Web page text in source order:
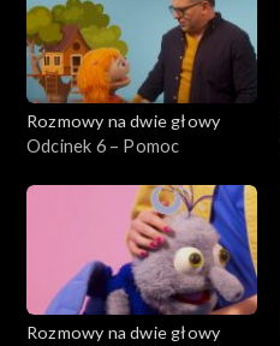
Rozmowy na dwie głowy
Odcinek 6 – Pomoc
Rozmowy na dwie głowy